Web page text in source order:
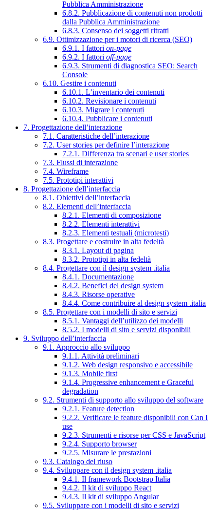
Pubblica Amministrazione
6.8.2. Pubblicazione di contenuti non prodotti
dalla Pubblica Amministrazione
6.8.3. Consenso dei soggetti ritratti
6.9. Ottimizzazione per i motori di ricerca (SEO)
6.9.1. I fattori on-page
6.9.2. I fattori off-page
6.9.3. Strumenti di diagnostica SEO: Search
Console
6.10. Gestire i contenuti
6.10.1. L’inventario dei contenuti
6.10.2. Revisionare i contenuti
6.10.3. Migrare i contenuti
6.10.4. Pubblicare i contenuti
7. Progettazione dell’interazione
7.1. Caratteristiche dell’interazione
7.2. User stories per definire l’interazione
7.2.1. Differenza tra scenari e user stories
7.3. Flussi di interazione
7.4. Wireframe
7.5. Prototipi interattivi
8. Progettazione dell’interfaccia
8.1. Obiettivi dell’interfaccia
8.2. Elementi dell’interfaccia
8.2.1. Elementi di composizione
8.2.2. Elementi interattivi
8.2.3. Elementi testuali (microtesti)
8.3. Progettare e costruire in alta fedeltà
8.3.1. Layout di pagina
8.3.2. Prototipi in alta fedeltà
8.4. Progettare con il design system .italia
8.4.1. Documentazione
8.4.2. Benefici del design system
8.4.3. Risorse operative
8.4.4. Come contribuire al design system .italia
8.5. Progettare con i modelli di sito e servizi
8.5.1. Vantaggi dell’utilizzo dei modelli
8.5.2. I modelli di sito e servizi disponibili
9. Sviluppo dell’interfaccia
9.1. Approccio allo sviluppo
9.1.1. Attività preliminari
9.1.2. Web design responsivo e accessibile
9.1.3. Mobile first
9.1.4. Progressive enhancement e Graceful
degradation
9.2. Strumenti di supporto allo sviluppo del software
9.2.1. Feature detection
9.2.2. Verificare le feature disponibili con Can I
use
9.2.3. Strumenti e risorse per CSS e JavaScript
9.2.4. Supporto browser
9.2.5. Misurare le prestazioni
9.3. Catalogo del riuso
9.4. Sviluppare con il design system .italia
9.4.1. Il framework Bootstrap Italia
9.4.2. Il kit di sviluppo React
9.4.3. Il kit di sviluppo Angular
9.5. Sviluppare con i modelli di sito e servizi